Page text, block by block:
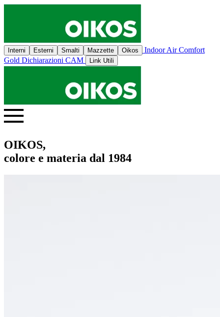
Interni Esterni Smalti Mazzette Oikos
Indoor Air Comfort
Gold Dichiarazioni CAM Link Utili
OIKOS,
colore e materia dal 1984